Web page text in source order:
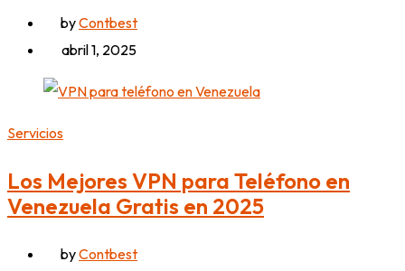
byContbest
abril 1, 2025
Servicios
Los Mejores VPN para Teléfono en
Venezuela Gratis en 2025
byContbest